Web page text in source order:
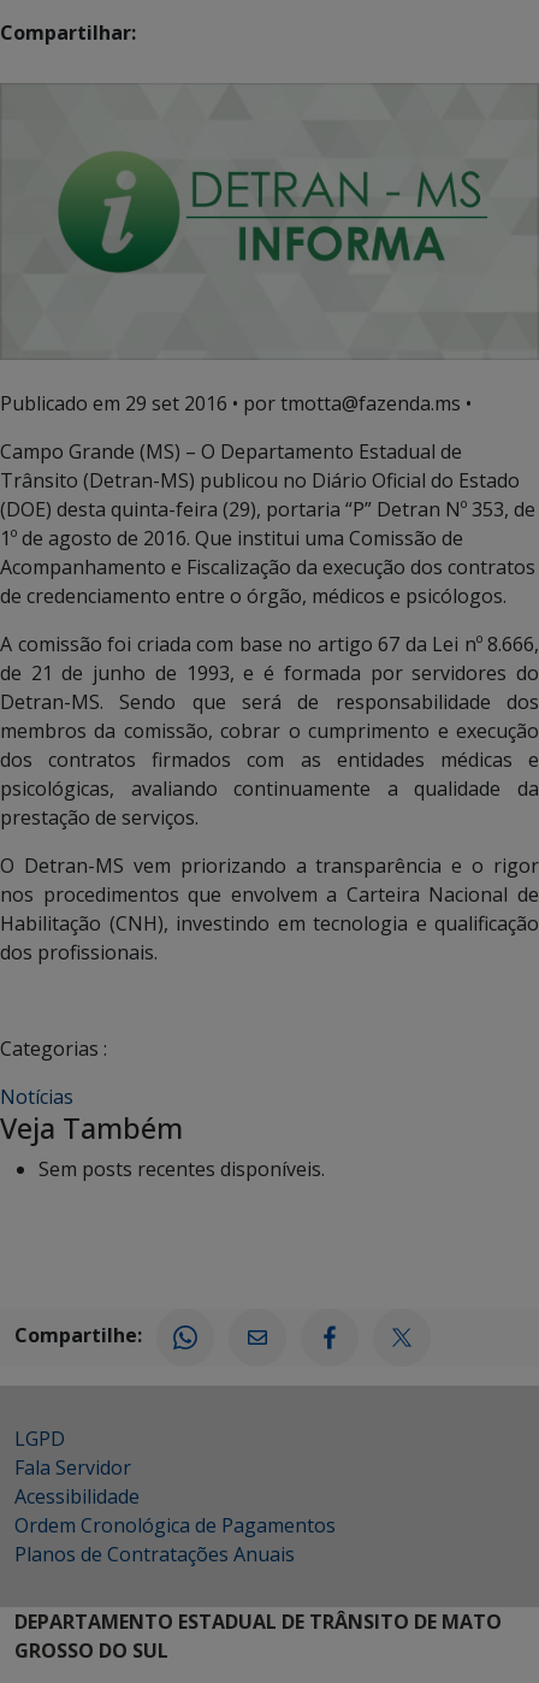
Compartilhar:
Publicado em 29 set 2016 • por tmotta@fazenda.ms •
Campo Grande (MS) – O Departamento Estadual de
Trânsito (Detran-MS) publicou no Diário Oficial do Estado
(DOE) desta quinta-feira (29), portaria “P” Detran Nº 353, de
1º de agosto de 2016. Que institui uma Comissão de
Acompanhamento e Fiscalização da execução dos contratos
de credenciamento entre o órgão, médicos e psicólogos.
A comissão foi criada com base no artigo 67 da Lei nº 8.666,
de 21 de junho de 1993, e é formada por servidores do
Detran-MS. Sendo que será de responsabilidade dos
membros da comissão, cobrar o cumprimento e execução
dos contratos firmados com as entidades médicas e
psicológicas, avaliando continuamente a qualidade da
prestação de serviços.
O Detran-MS vem priorizando a transparência e o rigor
nos procedimentos que envolvem a Carteira Nacional de
Habilitação (CNH), investindo em tecnologia e qualificação
dos profissionais.
Categorias :
Notícias
Veja Também
Sem posts recentes disponíveis.
Compartilhe:
LGPD
Fala Servidor
Acessibilidade
Ordem Cronológica de Pagamentos
Planos de Contratações Anuais
DEPARTAMENTO ESTADUAL DE TRÂNSITO DE MATO
GROSSO DO SUL